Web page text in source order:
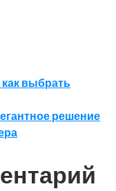
как выбрать
решение